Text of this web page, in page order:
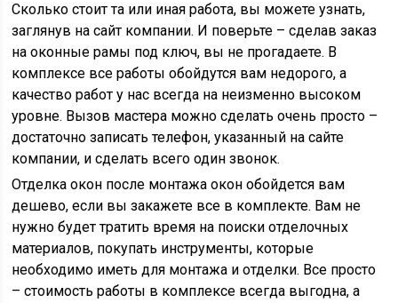
Сколько стоит та или иная работа, вы можете узнать,
заглянув на сайт компании. И поверьте – сделав заказ
на оконные рамы под ключ, вы не прогадаете. В
комплексе все работы обойдутся вам недорого, а
качество работ у нас всегда на неизменно высоком
уровне. Вызов мастера можно сделать очень просто –
достаточно записать телефон, указанный на сайте
компании, и сделать всего один звонок.
Отделка окон после монтажа окон обойдется вам
дешево, если вы закажете все в комплекте. Вам не
нужно будет тратить время на поиски отделочных
материалов, покупать инструменты, которые
необходимо иметь для монтажа и отделки. Все просто
– стоимость работы в комплексе всегда выгодна, а